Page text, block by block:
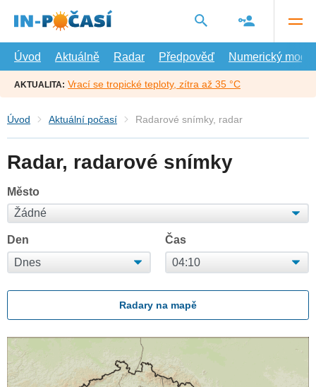
hlavní
Úvod
Aktuálně Radar Předpověď Numerický model
AKTUALITA: Vrací se tropické teploty, zítra až 35 °C
Úvod Aktuální počasí Radarové snímky, radar
Radar, radarové snímky
Město
Den Čas
Radary na mapě